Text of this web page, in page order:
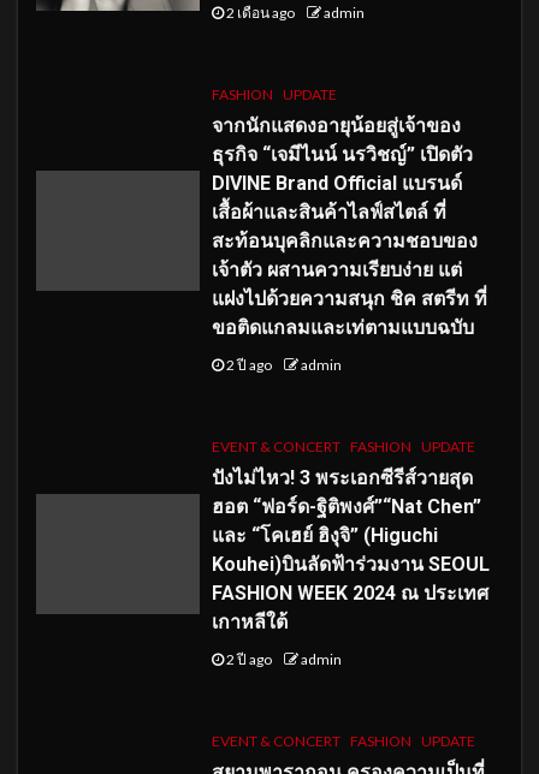
2 เดือน ago admin
FASHION UPDATE
จากนักแสดงอายุน้อยสู่เจ้าของ
ธุรกิจ “เจมีไนน์ นรวิชญ์” เปิดตัว
DIVINE Brand Official แบรนด์
เสื้อผ้าและสินค้าไลฟ์สไตล์ ที่
สะท้อนบุคลิกและความชอบของ
เจ้าตัว ผสานความเรียบง่าย แต่
แฝงไปด้วยความสนุก ชิค สตรีท ที่
ขอติดแกลมและเท่ตามแบบฉบับ
2 ปี ago admin
EVENT & CONCERT FASHION UPDATE
ปังไม่ไหว! 3 พระเอกซีรีส์วายสุด
ฮอต “ฟอร์ด-ฐิติพงศ์”“Nat Chen”
และ “โคเฮย์ ฮิงุจิ” (Higuchi
Kouhei)บินลัดฟ้าร่วมงาน SEOUL
FASHION WEEK 2024 ณ ประเทศ
เกาหลีใต้
2 ปี ago admin
EVENT & CONCERT FASHION UPDATE